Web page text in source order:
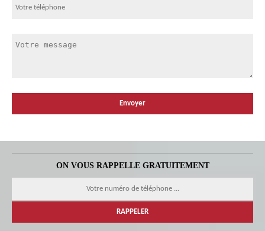
ON VOUS RAPPELLE GRATUITEMENT